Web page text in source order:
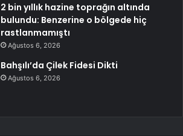
2 bin yıllık hazine toprağın altında
bulundu: Benzerine o bölgede hiç
rastlanmamıştı
Ağustos 6, 2026
Bahşılı’da Çilek Fidesi Dikti
Ağustos 6, 2026